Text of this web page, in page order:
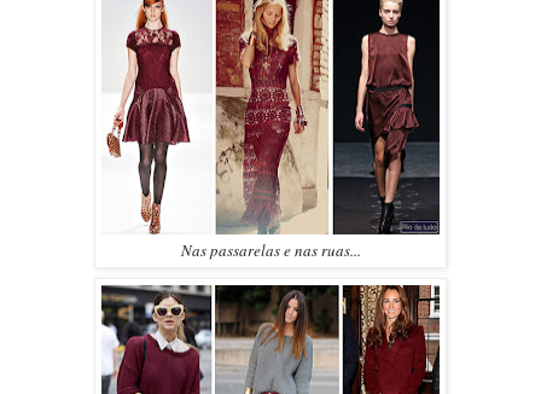
Nas passarelas e nas ruas...